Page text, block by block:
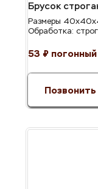
Брусок
Размеры
Обработка:
53 ₽